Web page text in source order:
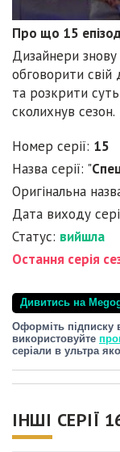
Про що 15
Дизайнери
обговорити свій
та розкрити
сколихнув сезон.
Номер серії: 15
Назва серії: "
Оригінальна
Дата виходу
Статус: вийшла
Остання серія
Дивитись на
Оформіть підписку
використовуйте
серіали в ультра
ІНШІ СЕРІЇ